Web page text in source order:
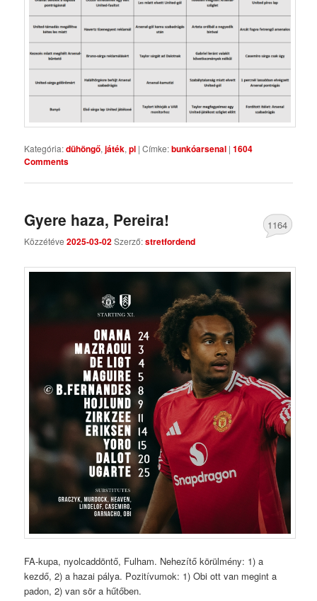
Kategória:dühöngő,játék,pl |Címke:bunkóarsenal |1604
Comments
Gyere haza, Pereira!
Közzétéve2025-03-02Szerző:stretfordend
1164
FA-kupa, nyolcaddöntő, Fulham. Nehezítő körülmény: 1) a
kezdő, 2) a hazai pálya. Pozitívumok: 1) Obi ott van megint a
padon, 2) van sör a hűtőben.